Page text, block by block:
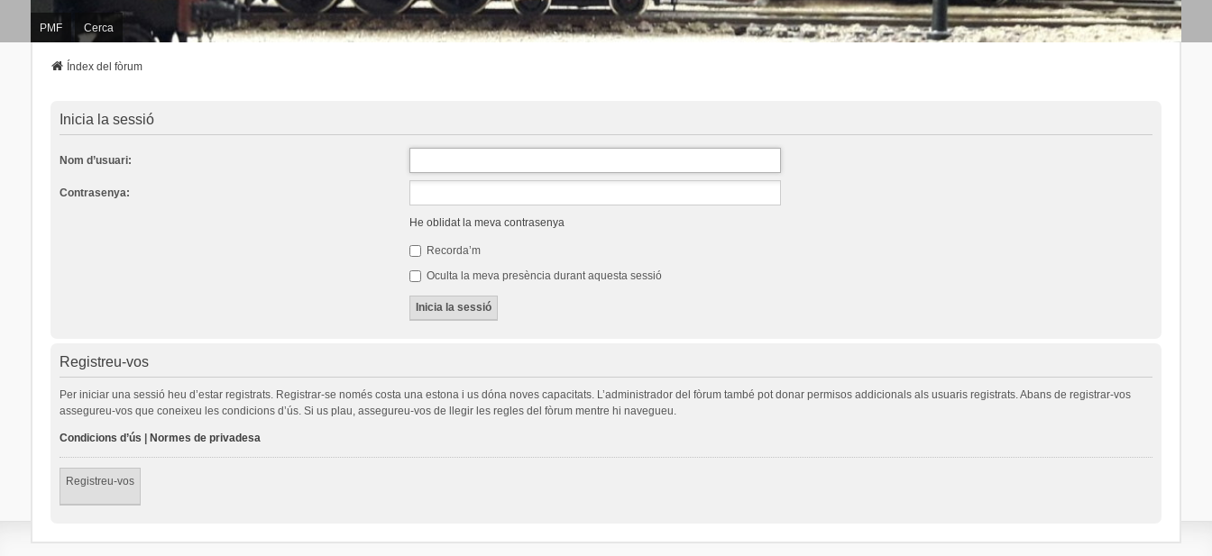
PMF Cerca
Índex del fòrum
Inicia la sessió
Nom d’usuari:
Contrasenya:
He oblidat la meva contrasenya
Recorda’m
Oculta la meva presència durant aquesta sessió
Registreu-vos
Per iniciar una sessió heu d’estar registrats. Registrar-se només costa una estona i us dóna noves capacitats. L’administrador del fòrum també pot donar permisos addicionals als usuaris registrats. Abans de registrar-vos
assegureu-vos que coneixeu les condicions d’ús. Si us plau, assegureu-vos de llegir les regles del fòrum mentre hi navegueu.
Condicions d’ús Normes de privadesa
Registreu-vos